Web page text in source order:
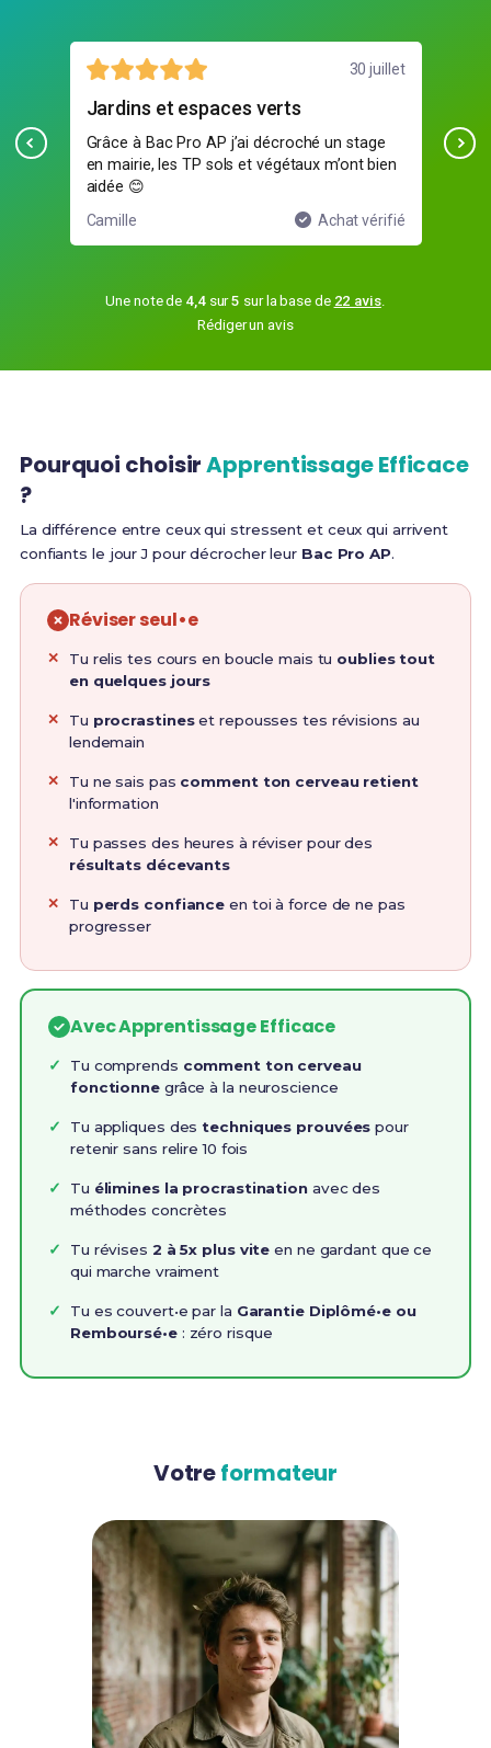
30 juillet
Jardins et espaces verts
Grâce à Bac Pro AP j’ai décroché un stage
en mairie, les TP sols et végétaux m’ont bien
aidée 😊
Camille Achat vérifié
Une note de 4,4sur5 sur la base de 22 avis.
Rédiger un avis
Pourquoi choisirApprentissage Efficace
?
La différence entre ceux qui stressent et ceux qui arrivent
confiants le jour J pour décrocher leur Bac Pro AP.
Réviser seul•e
Tu relis tes cours en boucle mais tu oublies tout
en quelques jours
Tu procrastineset repousses tes révisions au
lendemain
Tu ne sais pas comment ton cerveau retient
l'information
Tu passes des heures à réviser pour des
résultats décevants
Tu perds confiance en toi à force de ne pas
progresser
Avec Apprentissage Efficace
Tu comprends comment ton cerveau
fonctionnegrâce à la neuroscience
Tu appliques destechniques prouvées pour
retenir sans relire 10 fois
Tu élimines la procrastinationavec des
méthodes concrètes
Tu révises 2 à 5x plus vite en ne gardant que ce
qui marche vraiment
Tu es couvert•e par la Garantie Diplômé•e ou
Remboursé•e: zéro risque
Votreformateur